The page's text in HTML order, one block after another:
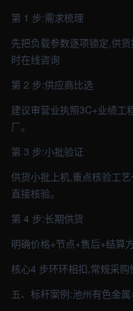
第 1 步:需求梳理
先把负载参数逐项锁定,供
时在线咨询
第 2 步:供应商比选
建议审营业执照3C+业绩工
厂。
第 3 步:小批验证
供货小批上机,重点核验工
直接核验。
第 4 步:长期供货
明确价格+节点+售后+结算
核心4 步环环相扣,常规采购
五、标杆案例:池州有色金